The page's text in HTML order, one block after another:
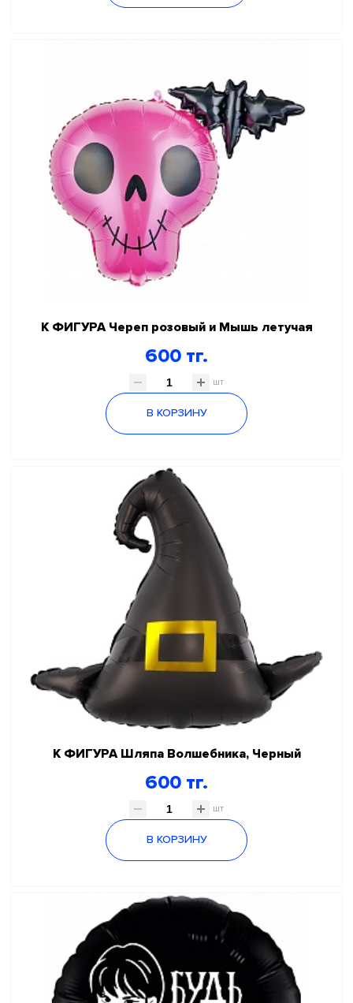
К ФИГУРА Череп розовый и Мышь летучая
600 тг.
шт
В КОРЗИНУ
К ФИГУРА Шляпа Волшебника, Черный
600 тг.
шт
В КОРЗИНУ